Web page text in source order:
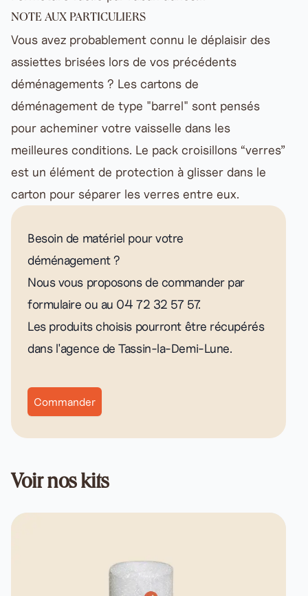
NOTE AUX PARTICULIERS
Vous avez probablement connu le déplaisir des
assiettes brisées lors de vos précédents
déménagements ? Les cartons de
déménagement de type "barrel" sont pensés
pour acheminer votre vaisselle dans les
meilleures conditions. Le pack croisillons “verres”
est un élément de protection à glisser dans le
carton pour séparer les verres entre eux.
Besoin de matériel pour votre
déménagement ?
Nous vous proposons de commander par
formulaire ou au 04 72 32 57 57.
Les produits choisis pourront être récupérés
dans l'agence de Tassin-la-Demi-Lune.
Commander
Voir nos kits